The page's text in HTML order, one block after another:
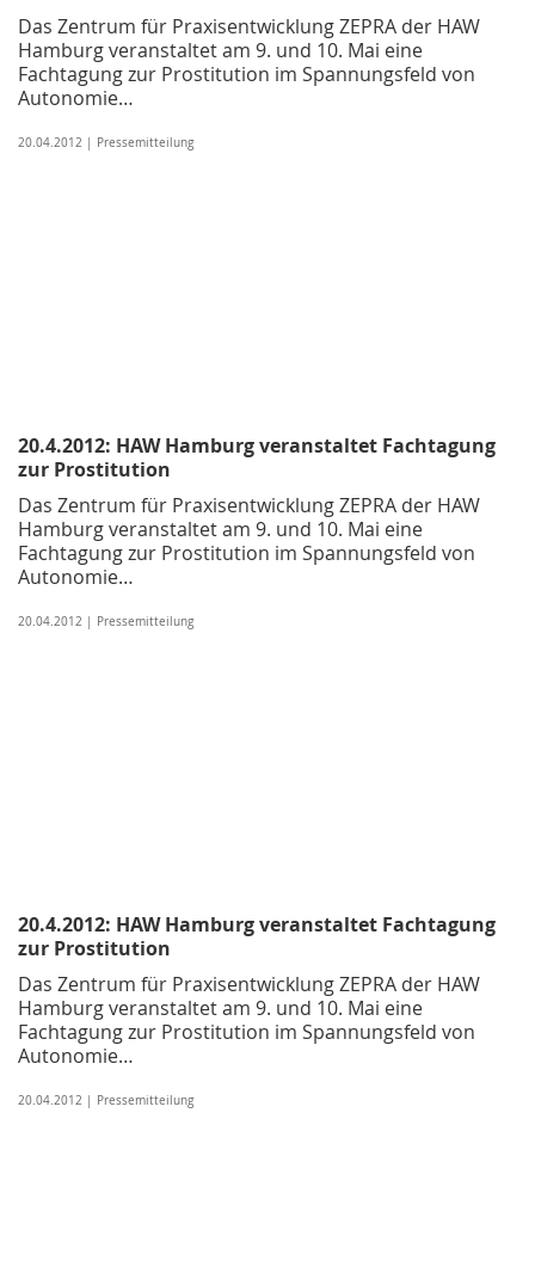
Das Zentrum für Praxisentwicklung ZEPRA der HAW
Hamburg veranstaltet am 9. und 10. Mai eine
Fachtagung zur Prostitution im Spannungsfeld von
Autonomie…
20.04.2012 | Pressemitteilung
20.4.2012: HAW Hamburg veranstaltet Fachtagung
zur Prostitution
Das Zentrum für Praxisentwicklung ZEPRA der HAW
Hamburg veranstaltet am 9. und 10. Mai eine
Fachtagung zur Prostitution im Spannungsfeld von
Autonomie…
20.04.2012 | Pressemitteilung
20.4.2012: HAW Hamburg veranstaltet Fachtagung
zur Prostitution
Das Zentrum für Praxisentwicklung ZEPRA der HAW
Hamburg veranstaltet am 9. und 10. Mai eine
Fachtagung zur Prostitution im Spannungsfeld von
Autonomie…
20.04.2012 | Pressemitteilung